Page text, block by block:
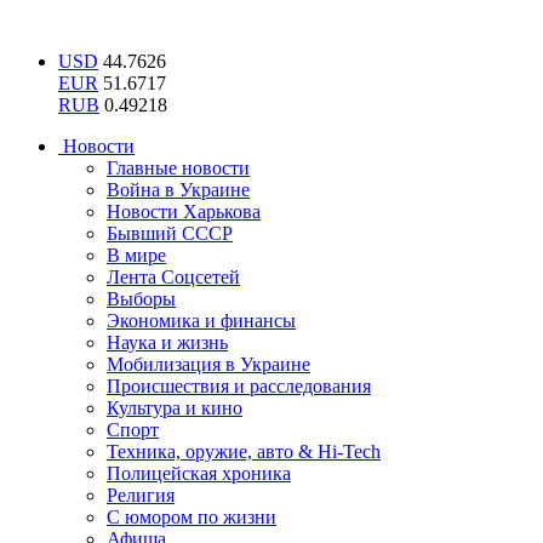
USD 44.7626
EUR 51.6717
RUB 0.49218
Новости
Главные новости
Война в Украине
Новости Харькова
Бывший СССР
В мире
Лента Соцсетей
Выборы
Экономика и финансы
Наука и жизнь
Мобилизация в Украине
Происшествия и расследования
Культура и кино
Спорт
Техника, оружие, авто & Hi-Tech
Полицейская хроника
Религия
С юмором по жизни
Афиша